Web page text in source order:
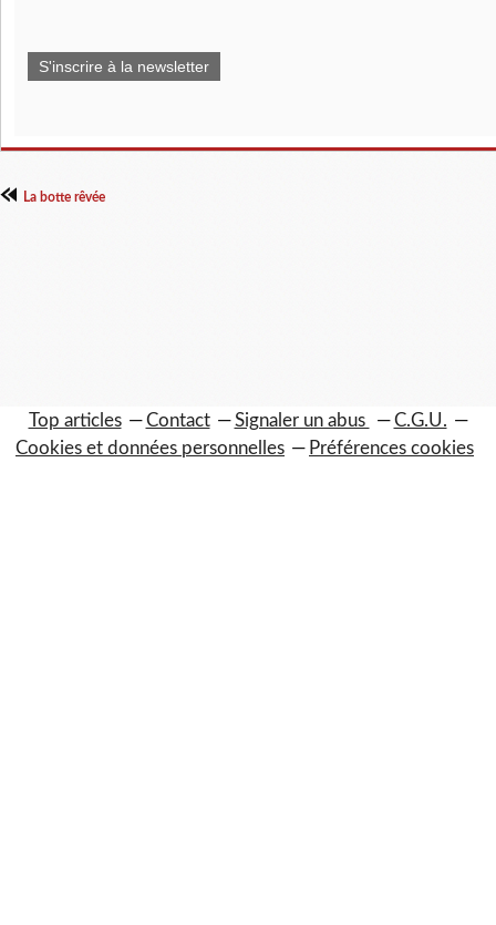
S'inscrire à la newsletter
La botte rêvée
Top articles Contact Signaler un abus
C.G.U.
Cookies et données personnelles
Préférences cookies